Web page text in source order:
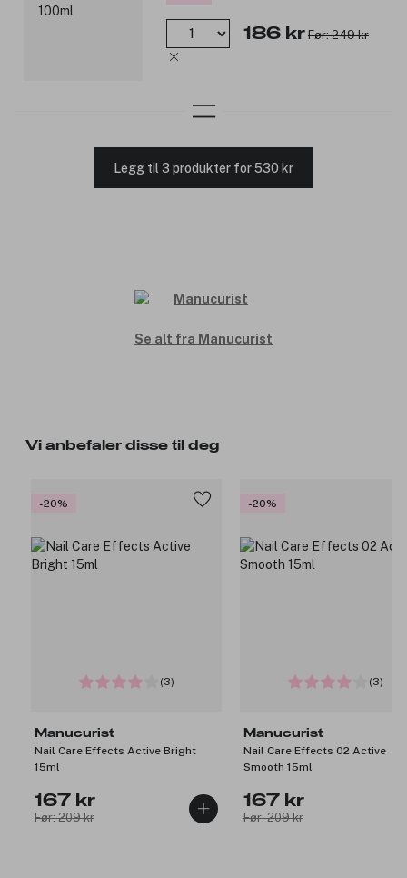
186 kr Før: 249 kr
Legg til 3 produkter for 530 kr
Se alt fra Manucurist
Vi anbefaler disse til deg
-20%
(3)
Manucurist
Nail Care Effects Active Bright
15ml
167 kr
Før: 209 kr
-20%
(3)
Manucurist
Nail Care Effects 02 Active
Smooth 15ml
167 kr
Før: 209 kr